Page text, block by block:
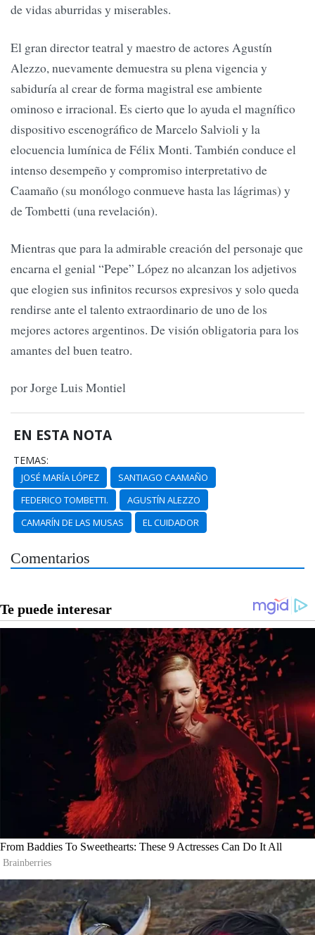
de vidas aburridas y miserables.
El gran director teatral y maestro de actores Agustín
Alezzo, nuevamente demuestra su plena vigencia y
sabiduría al crear de forma magistral ese ambiente
ominoso e irracional. Es cierto que lo ayuda el magnífico
dispositivo escenográfico de Marcelo Salvioli y la
elocuencia lumínica de Félix Monti. También conduce el
intenso desempeño y compromiso interpretativo de
Caamaño (su monólogo conmueve hasta las lágrimas) y
de Tombetti (una revelación).
Mientras que para la admirable creación del personaje que
encarna el genial “Pepe” López no alcanzan los adjetivos
que elogien sus infinitos recursos expresivos y solo queda
rendirse ante el talento extraordinario de uno de los
mejores actores argentinos. De visión obligatoria para los
amantes del buen teatro.
por Jorge Luis Montiel
EN ESTA NOTA
TEMAS:
JOSÉ MARÍA LÓPEZ
SANTIAGO CAAMAÑO
FEDERICO TOMBETTI.
AGUSTÍN ALEZZO
CAMARÍN DE LAS MUSAS
EL CUIDADOR
Comentarios